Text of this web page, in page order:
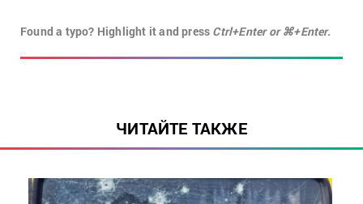
Found a typo? Highlight it and press Ctrl+Enter or ⌘+Enter.
ЧИТАЙТЕ ТАКЖЕ